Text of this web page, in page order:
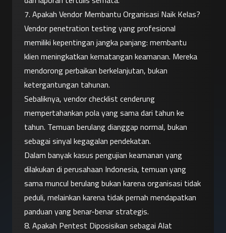
7. Apakah Vendor Membantu Organisasi Naik Kelas?
Vendor penetration testing yang profesional
memiliki kepentingan jangka panjang: membantu
klien meningkatkan kematangan keamanan. Mereka
mendorong perbaikan berkelanjutan, bukan
ketergantungan tahunan.
Sebaliknya, vendor checklist cenderung
mempertahankan pola yang sama dari tahun ke
tahun. Temuan berulang dianggap normal, bukan
sebagai sinyal kegagalan pendekatan.
Dalam banyak kasus pengujian keamanan yang
dilakukan di perusahaan Indonesia, temuan yang
sama muncul berulang bukan karena organisasi tidak
peduli, melainkan karena tidak pernah mendapatkan
panduan yang benar-benar strategis.
8. Apakah Pentest Diposisikan sebagai Alat